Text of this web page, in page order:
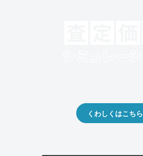
くわしくはこちら